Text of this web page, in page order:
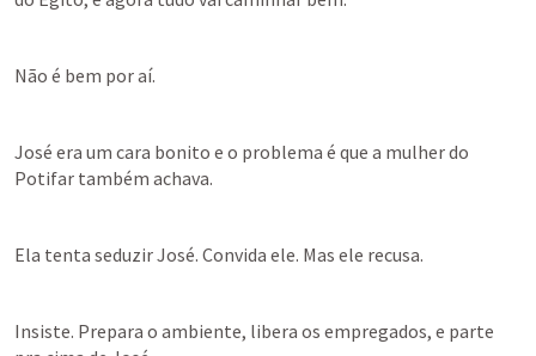
Não é bem por aí.
José era um cara bonito e o problema é que a mulher do
Potifar também achava.
Ela tenta seduzir José. Convida ele. Mas ele recusa.
Insiste. Prepara o ambiente, libera os empregados, e parte